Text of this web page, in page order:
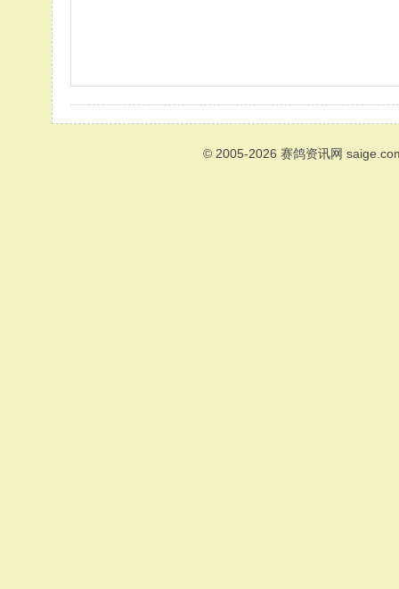
© 2005-2026 赛鸽资讯网